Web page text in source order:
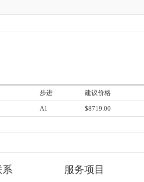
步进 建议价格
A1 $8719.00
系 服务项目